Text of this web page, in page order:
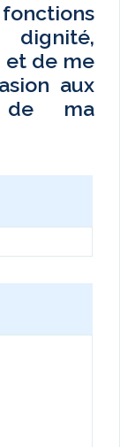
et de me
aux
de ma